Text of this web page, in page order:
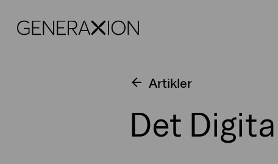
Generaxion
Artikler
Det